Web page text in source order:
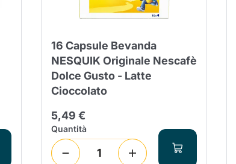
16 Capsule Bevanda
NESQUIK Originale Nescafè
Dolce Gusto - Latte
Cioccolato
5,49 €
Quantità